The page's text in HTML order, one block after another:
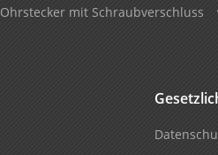
Ohrstecker mit Schraubverschluss